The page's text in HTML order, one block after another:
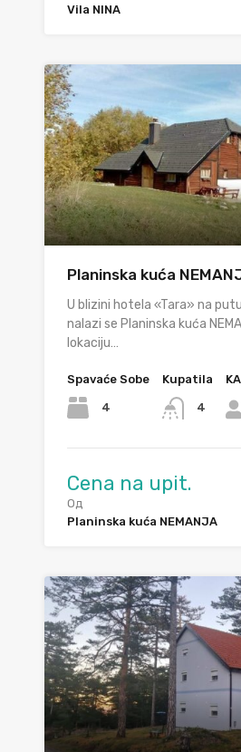
Vila NINA
Planinska kuća
U blizini hotela «Tara» na
nalazi se Planinska kuća
lokaciju…
Spavaće Sobe
4
Kupatila
4
Cena na upit.
Од
Planinska kuća NEMANJA